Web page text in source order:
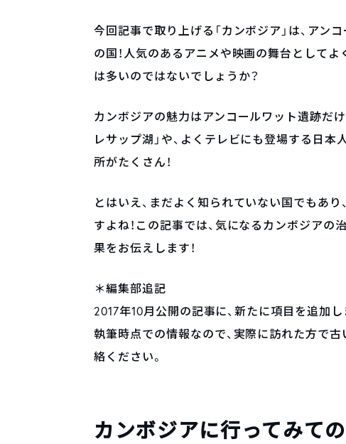
今回記事で取り上げる「カンボジア」は、ア
の国！人気のあるアニメや映画の舞台としてよ
は多いのではないでしょうか？
カンボジアの魅力はアンコールワット遺跡だ
レサップ湖」や、よくテレビにも登場する日
所がたくさん！
とはいえ、まだよく知られていない国でもあ
すよね！この記事では、気になるカンボジア
果をお伝えします！
＊編集部追記
2017年10月公開の記事に、新たに項目を追加し
執筆時点での情報なので、実際に訪れた方で
絡ください。
カンボジアに行ってみて